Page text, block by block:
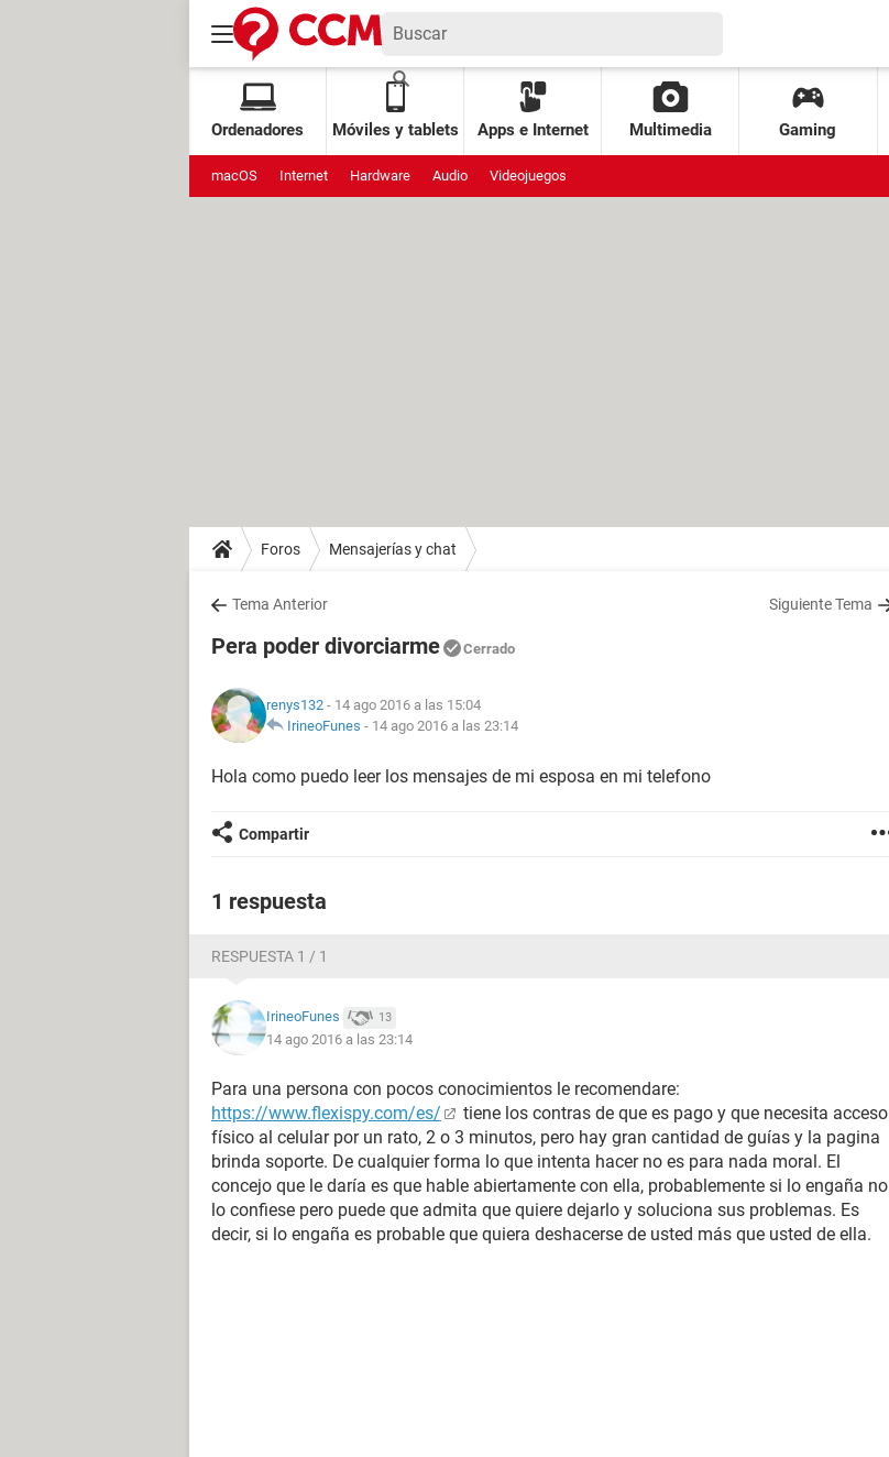
Ordenadores Móviles y tablets Apps e Internet Multimedia Gaming
macOS Internet Hardware Audio Videojuegos
Foros Mensajerías y chat
Tema Anterior Siguiente Tema
Pera poder divorciarme Cerrado
renys132 - 14 ago 2016 a las 15:04
IrineoFunes - 14 ago 2016 a las 23:14
Hola como puedo leer los mensajes de mi esposa en mi telefono
Compartir
1 respuesta
RESPUESTA 1 / 1
IrineoFunes 13
14 ago 2016 a las 23:14
Para una persona con pocos conocimientos le recomendare:
https://www.flexispy.com/es/
tiene los contras de que es pago y que necesita acceso
físico al celular por un rato, 2 o 3 minutos, pero hay gran cantidad de guías y la pagina
brinda soporte. De cualquier forma lo que intenta hacer no es para nada moral. El
concejo que le daría es que hable abiertamente con ella, probablemente si lo engaña no
lo confiese pero puede que admita que quiere dejarlo y soluciona sus problemas. Es
decir, si lo engaña es probable que quiera deshacerse de usted más que usted de ella.